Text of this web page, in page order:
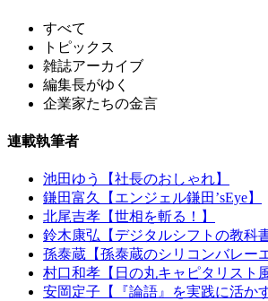
すべて
トピックス
雑誌アーカイブ
編集長がゆく
企業家たちの金言
連載執筆者
池田ゆう【社長のおしゃれ】
鎌田富久【エンジェル鎌田’sEye】
北尾吉孝【世相を斬る！】
鈴木康弘【デジタルシフトの教科書
孫泰蔵【孫泰蔵のシリコンバレー
村口和孝【日の丸キャピタリスト
安岡定子【『論語』を実践に活かす